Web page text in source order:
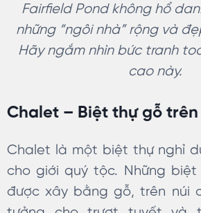
Fairfield Pond không hổ
những “ngôi nhà” rộng và
Hãy ngắm nhìn bức tranh
cao này.
Chalet – Biệt thự gỗ trên
Chalet là một biệt thự nghỉ
cho giới quý tộc. Những
được xây bằng gỗ, trên núi